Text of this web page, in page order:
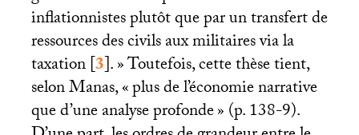
inflationnistes plutôt que par un transfert de
ressources des civils aux militaires via la
taxation[3].» Toutefois, cette thèse tient,
selon Manas, «plus de l’économie narrative
que d’une analyse profonde» (p. 138-9).